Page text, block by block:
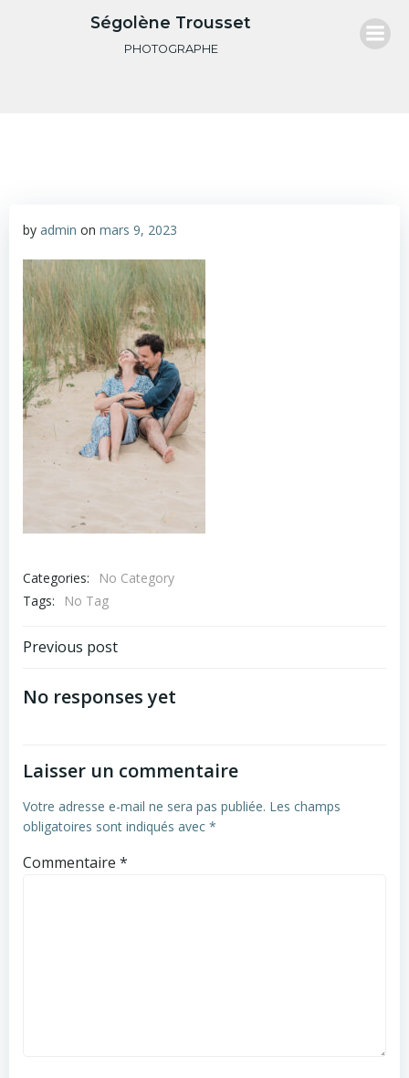
au
contenu
Ségolène Trousset
PHOTOGRAPHE
by admin on mars 9, 2023
Categories:
No Category
Tags:
No Tag
Navigation
de
Previous post
No responses yet
Laisser un commentaire
Votre adresse e-mail ne sera pas publiée. Les champs
obligatoires sont indiqués avec *
Commentaire *